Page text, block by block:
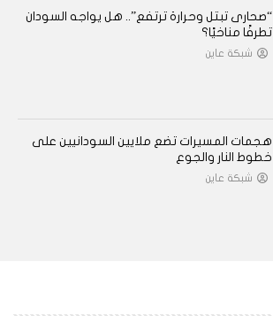
“صحارى تبتل وحرارة ترتفع”.. هل يواجه السودان
تطرفًا مناخيًا؟
شبكة عاين
هجمات المسيرات تضع ملايين السودانيين على
خطوط النار والجوع
شبكة عاين